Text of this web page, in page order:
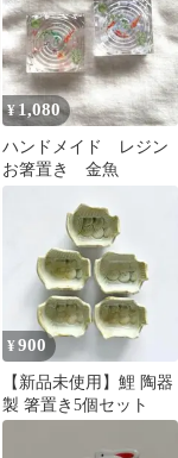
¥1,080
ハンドメイド レジン
お箸置き 金魚
¥900
【新品未使用】鯉 陶器
製 箸置き5個セット